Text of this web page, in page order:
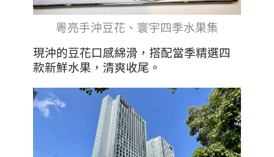
粵亮手沖豆花、寰宇四季水果集
現沖的豆花口感綿滑，搭配當季精選四
款新鮮水果，清爽收尾。